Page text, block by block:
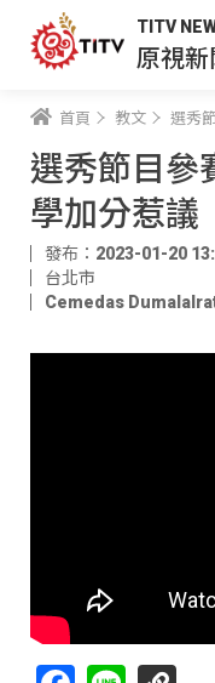
TITV
原視
首頁 教文 選秀
選秀節目參
學加分惹議
發布：2023-01-20
台北市
Cemedas
Facebook
Line